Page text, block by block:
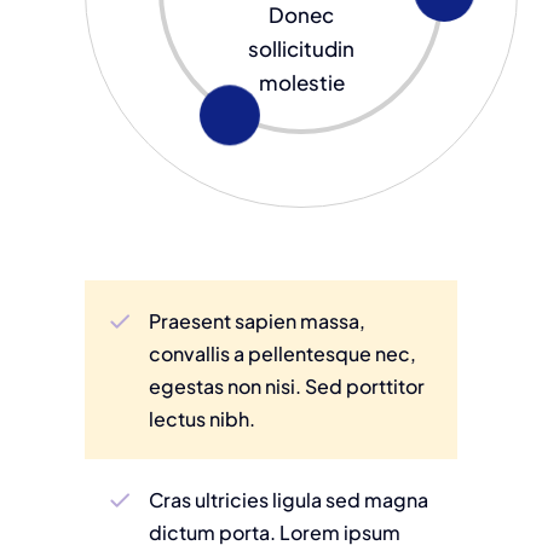
Donec
sollicitudin
molestie
Praesent sapien massa,
convallis a pellentesque nec,
egestas non nisi. Sed porttitor
lectus nibh.
Cras ultricies ligula sed magna
dictum porta. Lorem ipsum